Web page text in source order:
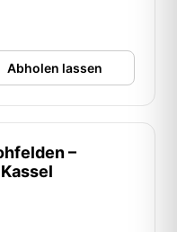
Abholen lassen
–